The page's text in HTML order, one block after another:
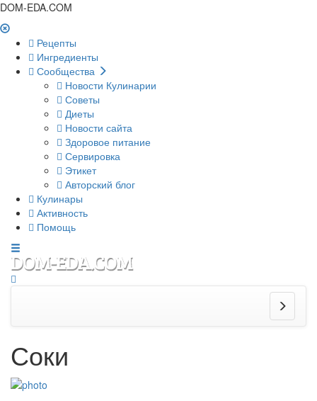
DOM-EDA.COM
Рецепты
Ингредиенты
Сообщества
Новости Кулинарии
Советы
Диеты
Новости сайта
Здоровое питание
Сервировка
Этикет
Авторский блог
Кулинары
Активность
Помощь
Соки